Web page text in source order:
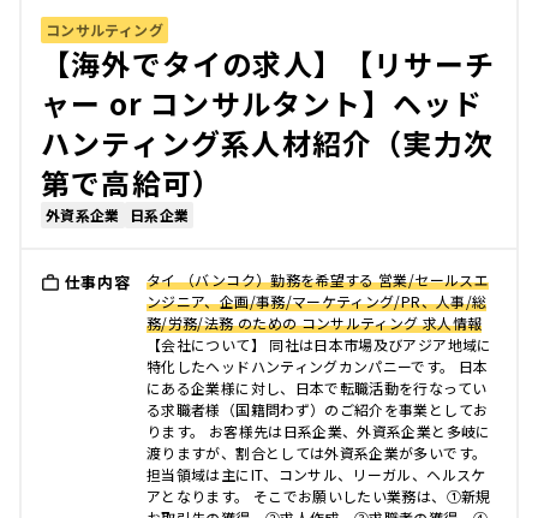
コンサルティング
【海外でタイの求人】【リサーチ
ャー or コンサルタント】ヘッド
ハンティング系人材紹介（実力次
第で高給可）
外資系企業 日系企業
仕事内容
タイ （バンコク）勤務を希望する 営業/セールスエ
ンジニア、企画/事務/マーケティング/PR、人事/総
務/労務/法務 のための コンサルティング 求人情報
【会社について】 同社は日本市場及びアジア地域に
特化したヘッドハンティングカンパニーです。 日本
にある企業様に対し、日本で転職活動を行なってい
る求職者様（国籍問わず）のご紹介を事業としてお
ります。 お客様先は日系企業、外資系企業と多岐に
渡りますが、割合としては外資系企業が多いです。
担当領域は主にIT、コンサル、リーガル、ヘルスケ
アとなります。 そこでお願いしたい業務は、①新規